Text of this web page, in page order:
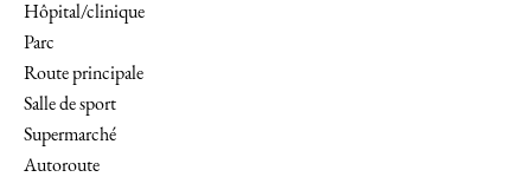
Hôpital/clinique
Parc
Route principale
Salle de sport
Supermarché
Autoroute